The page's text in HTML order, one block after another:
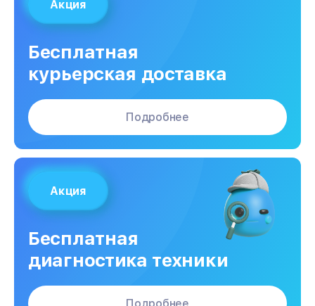
Акция
Бесплатная
курьерская доставка
Подробнее
Акция
Бесплатная
диагностика техники